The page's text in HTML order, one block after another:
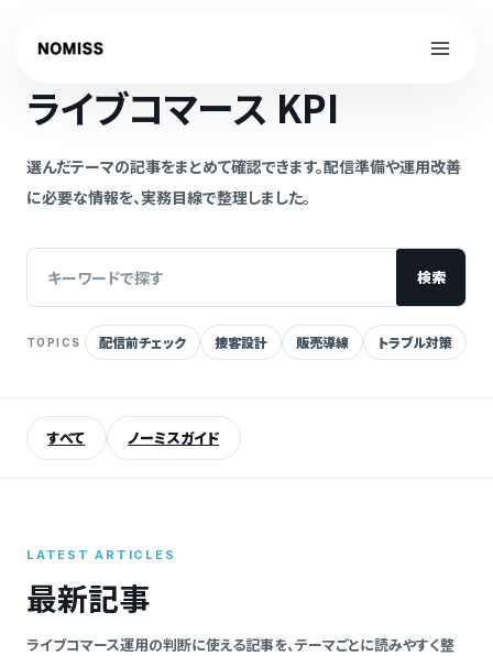
ライブコマース KPI
選んだテーマの記事をまとめて確認できます。配信準備や運用改善
に必要な情報を、実務目線で整理しました。
事
検索
TOPICS 配信前チェック 接客設計 販売導線 トラブル対策
すべて ノーミスガイド
LATEST ARTICLES
最新記事
ライブコマース運用の判断に使える記事を、テーマごとに読みやすく整